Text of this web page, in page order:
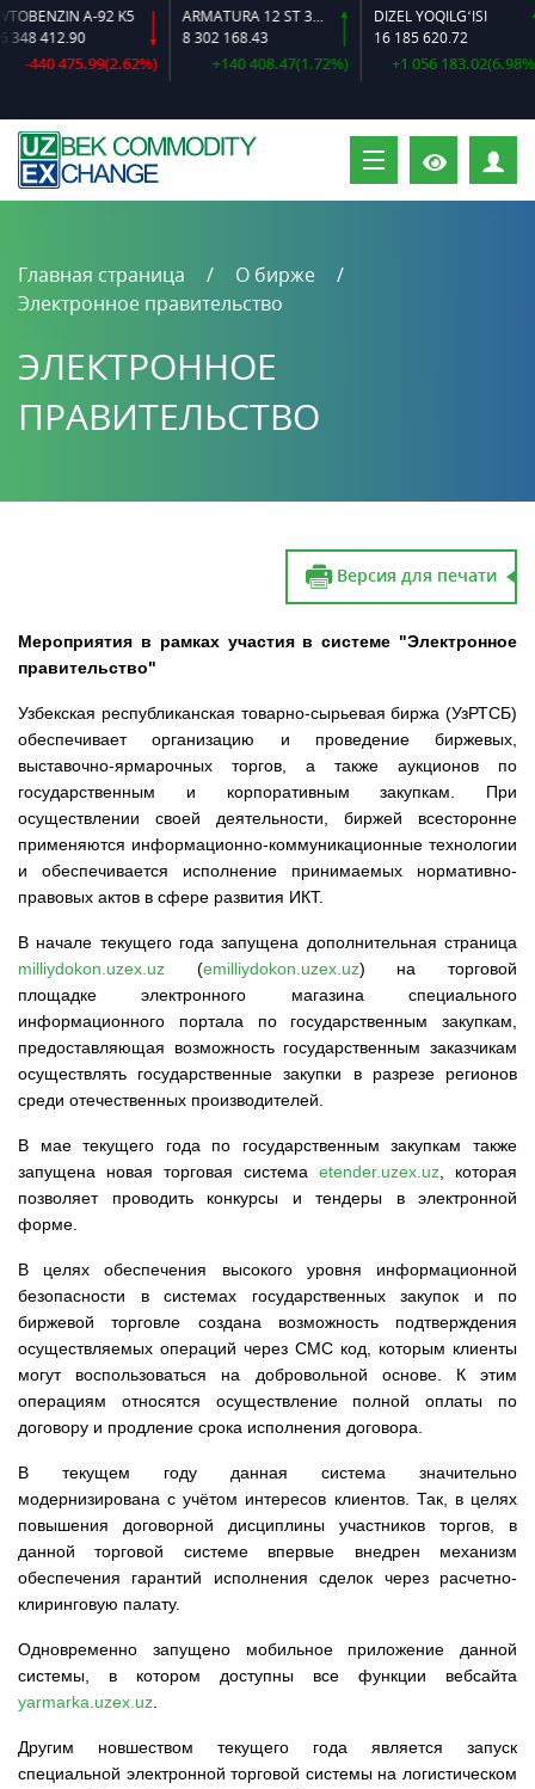
A-92 K5
412.90
-440 475.99(2.62%)
ARMATURA 12 ST 35 GS O‘LCHAMLI
8 302 168.43
+140 408.47(1.72%)
DIZEL YOQILG‘ISI
16 185 620.72
+1 056 183.02(6.98%)
Главная страница
О бирже
Электронное правительство
ЭЛЕКТРОННОЕ
ПРАВИТЕЛЬСТВО
Версия для печати
Мероприятия в рамках участия в системе "Электронное
правительство"
Узбекская республиканская товарно-сырьевая биржа (УзРТСБ)
обеспечивает организацию и проведение биржевых,
выставочно-ярмарочных торгов, а также аукционов по
государственным и корпоративным закупкам. При
осуществлении своей деятельности, биржей всесторонне
применяются информационно-коммуникационные технологии
и обеспечивается исполнение принимаемых нормативно-
правовых актов в сфере развития ИКТ.
В начале текущего года запущена дополнительная страница
milliydokon.uzex.uz (emilliydokon.uzex.uz) на торговой
площадке электронного магазина специального
информационного портала по государственным закупкам,
предоставляющая возможность государственным заказчикам
осуществлять государственные закупки в разрезе регионов
среди отечественных производителей.
В мае текущего года по государственным закупкам также
запущена новая торговая система etender.uzex.uz, которая
позволяет проводить конкурсы и тендеры в электронной
форме.
В целях обеспечения высокого уровня информационной
безопасности в системах государственных закупок и по
биржевой торговле создана возможность подтверждения
осуществляемых операций через СМС код, которым клиенты
могут воспользоваться на добровольной основе. К этим
операциям относятся осуществление полной оплаты по
договору и продление срока исполнения договора.
В текущем году данная система значительно
модернизирована с учётом интересов клиентов. Так, в целях
повышения договорной дисциплины участников торгов, в
данной торговой системе впервые внедрен механизм
обеспечения гарантий исполнения сделок через расчетно-
клиринговую палату.
Одновременно запущено мобильное приложение данной
системы, в котором доступны все функции вебсайта
yarmarka.uzex.uz.
Другим новшеством текущего года является запуск
специальной электронной торговой системы на логистическом